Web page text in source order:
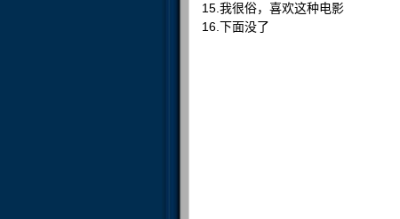
15.我很俗，喜欢这种电影
16.下面没了